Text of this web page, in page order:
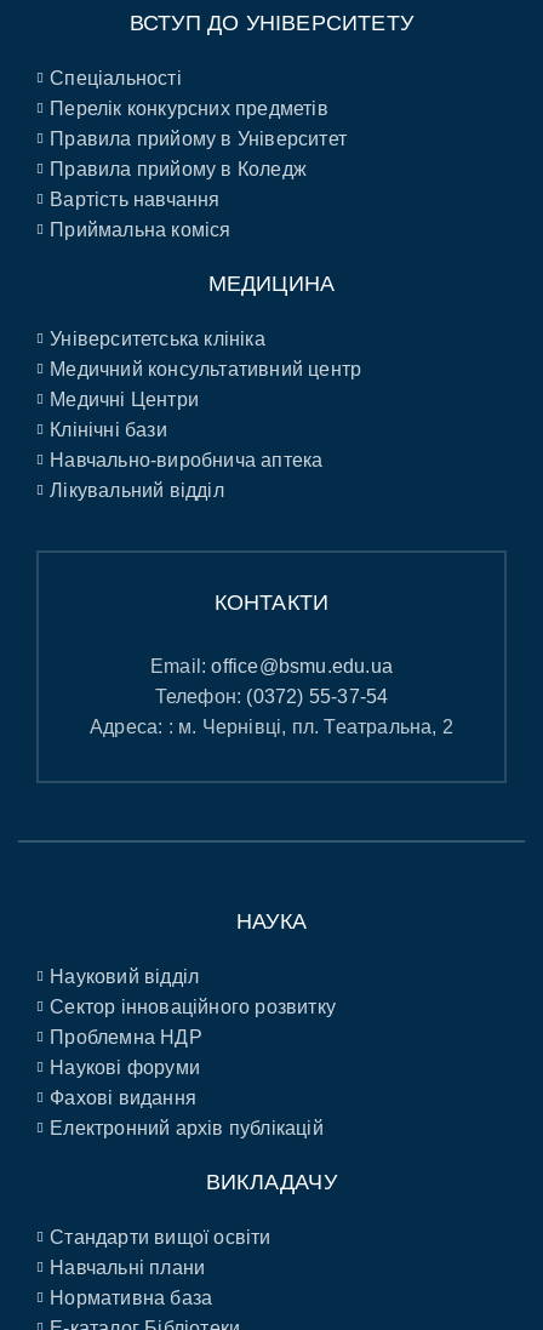
ВСТУП ДО УНІВЕРСИТЕТУ
Спеціальності
Перелік конкурсних предметів
Правила прийому в Університет
Правила прийому в Коледж
Вартість навчання
Приймальна коміся
МЕДИЦИНА
Університетська клініка
Медичний консультативний центр
Медичні Центри
Клінічні бази
Навчально-виробнича аптека
Лікувальний відділ
КОНТАКТИ
Email:office@bsmu.edu.ua
Телефон: (0372) 55-37-54
Адреса: : м. Чернівці, пл. Театральна, 2
НАУКА
Науковий відділ
Сектор інноваційного розвитку
Проблемна НДР
Наукові форуми
Фахові видання
Електронний архів публікацій
ВИКЛАДАЧУ
Стандарти вищої освіти
Навчальні плани
Нормативна база